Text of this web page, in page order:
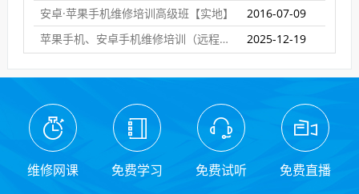
安卓·苹果手机维修培训高级班【实地】
2016-07-09
苹果手机、安卓手机维修培训（远程网络班）
2025-12-19
维修网课 免费学习 免费试听 免费直播